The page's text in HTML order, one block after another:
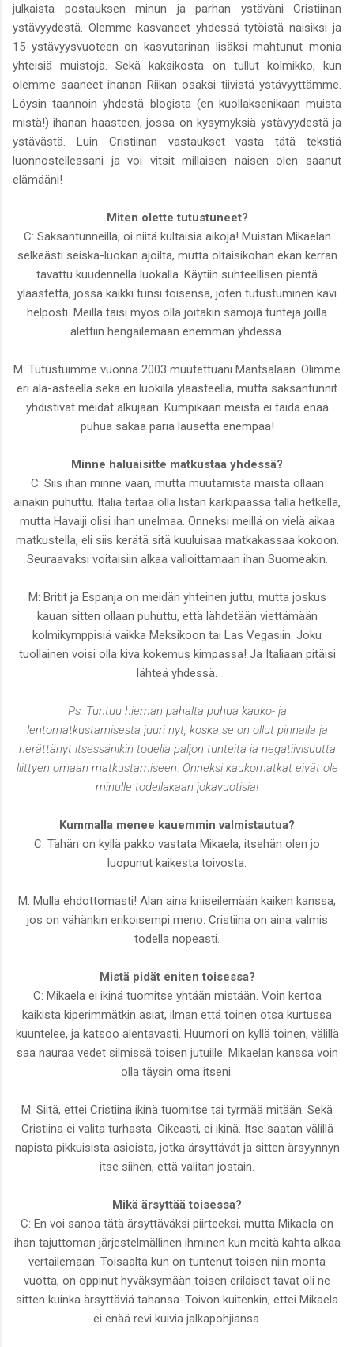
julkaista postauksen minun ja parhan ystäväni Cristiinan
ystävyydestä. Olemme kasvaneet yhdessä tytöistä naisiksi ja
15 ystävyysvuoteen on kasvutarinan lisäksi mahtunut monia
yhteisiä muistoja. Sekä kaksikosta on tullut kolmikko, kun
olemme saaneet ihanan Riikan osaksi tiivistä ystävyyttämme.
Löysin taannoin yhdestä blogista (en kuollaksenikaan muista
mistä!) ihanan haasteen, jossa on kysymyksiä ystävyydestä ja
ystävästä. Luin Cristiinan vastaukset vasta tätä tekstiä
luonnostellessani ja voi vitsit millaisen naisen olen saanut
elämääni!
Miten olette tutustuneet?
C: Saksantunneilla, oi niitä kultaisia aikoja! Muistan Mikaelan
selkeästi seiska-luokan ajoilta, mutta oltaisikohan ekan kerran
tavattu kuudennella luokalla. Käytiin suhteellisen pientä
yläastetta, jossa kaikki tunsi toisensa, joten tutustuminen kävi
helposti. Meillä taisi myös olla joitakin samoja tunteja joilla
alettiin hengailemaan enemmän yhdessä.
M: Tutustuimme vuonna 2003 muutettuani Mäntsälään. Olimme
eri ala-asteella sekä eri luokilla yläasteella, mutta saksantunnit
yhdistivät meidät alkujaan. Kumpikaan meistä ei taida enää
puhua sakaa paria lausetta enempää!
Minne haluaisitte matkustaa yhdessä?
C: Siis ihan minne vaan, mutta muutamista maista ollaan
ainakin puhuttu. Italia taitaa olla listan kärkipäässä tällä hetkellä,
mutta Havaiji olisi ihan unelmaa. Onneksi meillä on vielä aikaa
matkustella, eli siis kerätä sitä kuuluisaa matkakassaa kokoon.
Seuraavaksi voitaisiin alkaa valloittamaan ihan Suomeakin.
M: Britit ja Espanja on meidän yhteinen juttu, mutta joskus
kauan sitten ollaan puhuttu, että lähdetään viettämään
kolmikymppisiä vaikka Meksikoon tai Las Vegasiin. Joku
tuollainen voisi olla kiva kokemus kimpassa! Ja Italiaan pitäisi
lähteä yhdessä.
Ps. Tuntuu hieman pahalta puhua kauko- ja
lentomatkustamisesta juuri nyt, koska se on ollut pinnalla ja
herättänyt itsessänikin todella paljon tunteita ja negatiivisuutta
liittyen omaan matkustamiseen. Onneksi kaukomatkat eivät ole
minulle todellakaan jokavuotisia!
Kummalla menee kauemmin valmistautua?
C: Tähän on kyllä pakko vastata Mikaela, itsehän olen jo
luopunut kaikesta toivosta.
M: Mulla ehdottomasti! Alan aina kriiseilemään kaiken kanssa,
jos on vähänkin erikoisempi meno. Cristiina on aina valmis
todella nopeasti.
Mistä pidät eniten toisessa?
C: Mikaela ei ikinä tuomitse yhtään mistään. Voin kertoa
kaikista kiperimmätkin asiat, ilman että toinen otsa kurtussa
kuuntelee, ja katsoo alentavasti. Huumori on kyllä toinen, välillä
saa nauraa vedet silmissä toisen jutuille. Mikaelan kanssa voin
olla täysin oma itseni.
M: Siitä, ettei Cristiina ikinä tuomitse tai tyrmää mitään. Sekä
Cristiina ei valita turhasta. Oikeasti, ei ikinä. Itse saatan välillä
napista pikkuisista asioista, jotka ärsyttävät ja sitten ärsyynnyn
itse siihen, että valitan jostain.
Mikä ärsyttää toisessa?
C: En voi sanoa tätä ärsyttäväksi piirteeksi, mutta Mikaela on
ihan tajuttoman järjestelmällinen ihminen kun meitä kahta alkaa
vertailemaan. Toisaalta kun on tuntenut toisen niin monta
vuotta, on oppinut hyväksymään toisen erilaiset tavat oli ne
sitten kuinka ärsyttäviä tahansa. Toivon kuitenkin, ettei Mikaela
ei enää revi kuivia jalkapohjiansa.